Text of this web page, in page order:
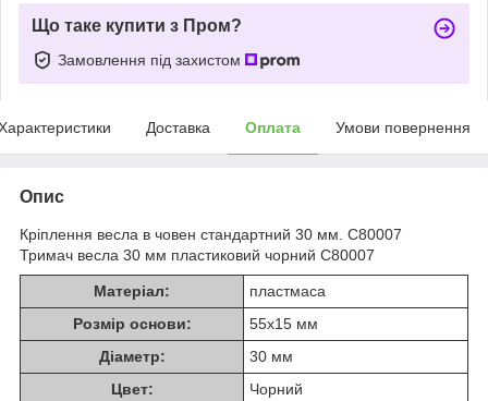
Що таке купити з Пром?
Замовлення під захистом
Доставка Оплата Умови повернення
Опис
Кріплення весла в човен стандартний 30 мм. C80007
Тримач весла 30 мм пластиковий чорний C80007
Матеріал:
пластмаса
Розмір основи:
55х15 мм
Діаметр:
30 мм
Цвет:
Чорний